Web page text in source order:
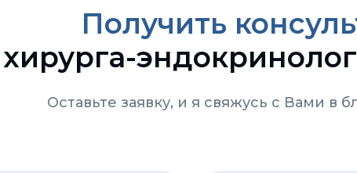
Получить
хирурга-
Оставьте заявку, и я свяжусь с Вами в